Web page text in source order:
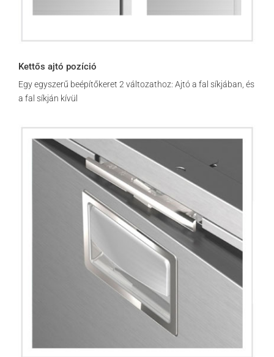
Kettős ajtó pozíció
Egy egyszerű beépítőkeret 2 változathoz: Ajtó a fal síkjában, és
a fal síkján kívül